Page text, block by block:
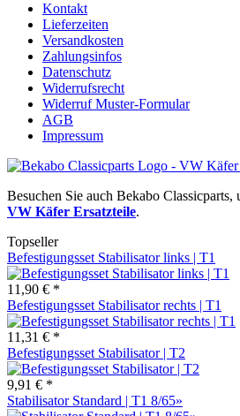
Kontakt
Lieferzeiten
Versandkosten
Zahlungsinfos
Datenschutz
Widerrufsrecht
Widerruf Muster-Formular
AGB
Impressum
Besuchen Sie auch Bekabo Classicparts,
VW Käfer Ersatzteile.
Topseller
Befestigungsset Stabilisator links | T1
11,90 € *
Befestigungsset Stabilisator rechts | T1
11,31 € *
Befestigungsset Stabilisator | T2
9,91 € *
Stabilisator Standard | T1 8/65»